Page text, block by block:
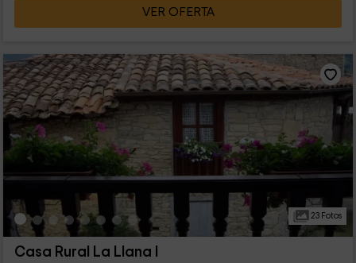
VER OFERTA
23 Fotos
Casa Rural La Llana I